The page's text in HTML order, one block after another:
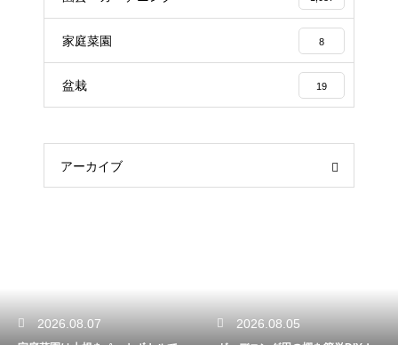
家庭菜園 8
盆栽 19
アーカイブ
2026.08.05 2026.08.03